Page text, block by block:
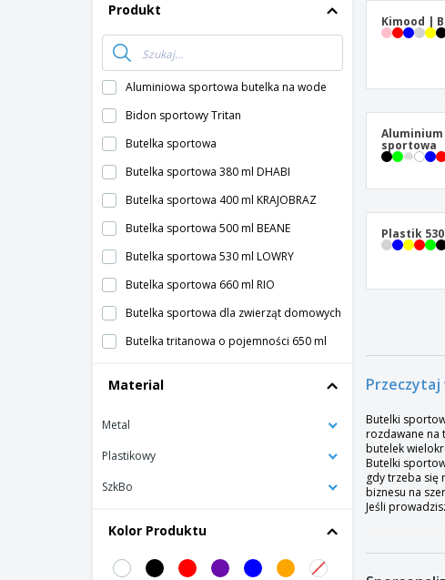
Produkt
Aluminiowa sportowa butelka na wode
Bidon sportowy Tritan
Butelka sportowa
Butelka sportowa 380 ml DHABI
Butelka sportowa 400 ml KRAJOBRAZ
Butelka sportowa 500 ml BEANE
Butelka sportowa 530 ml LOWRY
Butelka sportowa 660 ml RIO
Butelka sportowa dla zwierząt domowych
Butelka tritanowa o pojemności 650 ml
Proact | Butelka sportowa 1000 ml
Proact | Zbiorowa butelka sportowa
Stalowa butelka sportowa
Material
Metal
Plastikowy
SzkBo
Kolor Produktu
Kimood |
sportowa
Plastik
Butelki
rozdawane na
butelek
Butelki
gdy trzeba się
biznesu na
Jeśli